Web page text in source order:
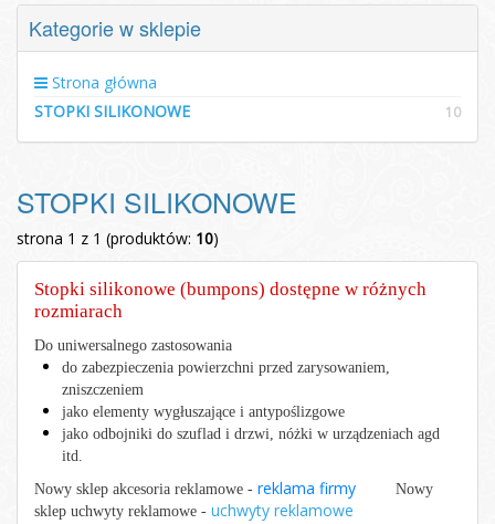
Kategorie w sklepie
Strona główna
STOPKI SILIKONOWE
10
STOPKI SILIKONOWE
strona 1 z 1 (produktów: 10)
Stopki silikonowe (bumpons) dostępne w różnych
rozmiarach
Do uniwersalnego zastosowania
do zabezpieczenia powierzchni przed zarysowaniem,
zniszczeniem
jako elementy wygłuszające i antypoślizgowe
jako odbojniki do szuflad i drzwi, nóżki w urządzeniach agd
itd.
Nowy sklep akcesoria reklamowe - reklama firmy
Nowy
sklep uchwyty reklamowe - uchwyty reklamowe